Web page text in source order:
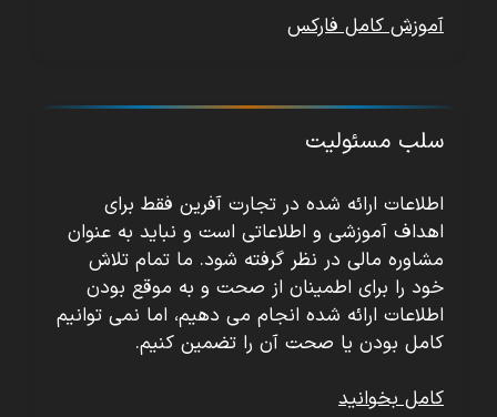
آموزش کامل فارکس
سلب مسئولیت
اطلاعات ارائه شده در تجارت آفرین فقط برای
اهداف آموزشی و اطلاعاتی است و نباید به عنوان
مشاوره مالی در نظر گرفته شود. ما تمام تلاش
خود را برای اطمینان از صحت و به موقع بودن
اطلاعات ارائه شده انجام می دهیم، اما نمی توانیم
کامل بودن یا صحت آن را تضمین کنیم.
کامل بخوانید